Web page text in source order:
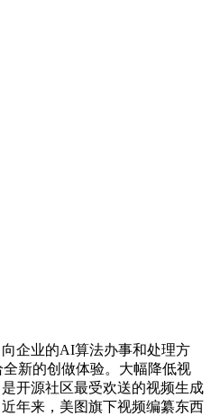
企业的AI算法办事和处理方
新的创做体验。大幅降低视
开源社区最受欢送的视频生成
年来，美图旗下视频编纂东西